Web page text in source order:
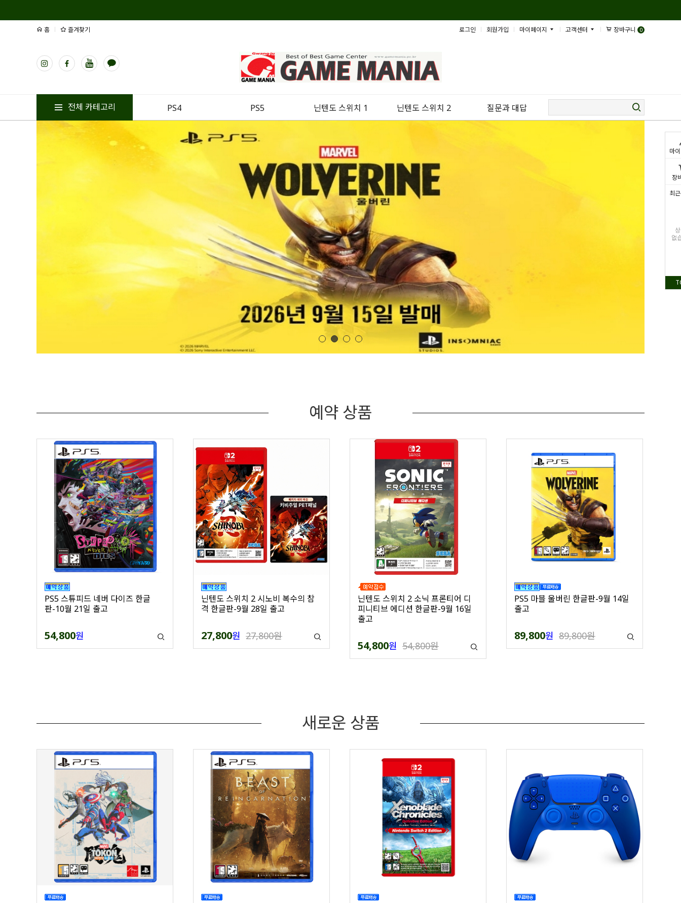
마
장
최
없
홈 즐겨찾기 로그인 회원가입 마이페이지 고객센터 장바구니 0
전체 카테고리 PS4 PS5 닌텐도 스위치 1 닌텐도 스위치 2 질문과 대답
예약 상품
PS5 스튜피드 네버 다이즈 한글
판-10월 21일 출고
54,800원
닌텐도 스위치 2 시노비 복수의 참
격 한글판-9월 28일 출고
27,800원 27,800원
닌텐도 스위치 2 소닉 프론티어 디
피니티브 에디션 한글판-9월 16일
출고
54,800원 54,800원
PS5 마블 울버린 한글판-9월 14일
출고
89,800원 89,800원
새로운 상품